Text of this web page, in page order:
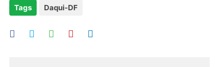
Tags Daqui-DF